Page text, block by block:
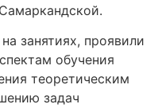
занятиях, проявили
обучения
теоретическим
задач